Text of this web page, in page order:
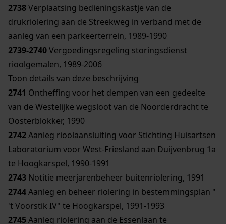
2738Verplaatsing bedieningskastje van de
drukriolering aan de Streekweg in verband met de
aanleg van een parkeerterrein, 1989-1990
2739-2740Vergoedingsregeling storingsdienst
rioolgemalen, 1989-2006
Toon details van deze beschrijving
2741 Ontheffing voor het dempen van een gedeelte
van de Westelijke wegsloot van de Noorderdracht te
Oosterblokker, 1990
2742Aanleg rioolaansluiting voor Stichting Huisartsen
Laboratorium voor West-Friesland aan Duijvenbrug 1a
te Hoogkarspel, 1990-1991
2743 Notitie meerjarenbeheer buitenriolering, 1991
2744Aanleg en beheer riolering in bestemmingsplan "
't Voorstik IV" te Hoogkarspel, 1991-1993
2745Aanleg riolering aan de Essenlaan te